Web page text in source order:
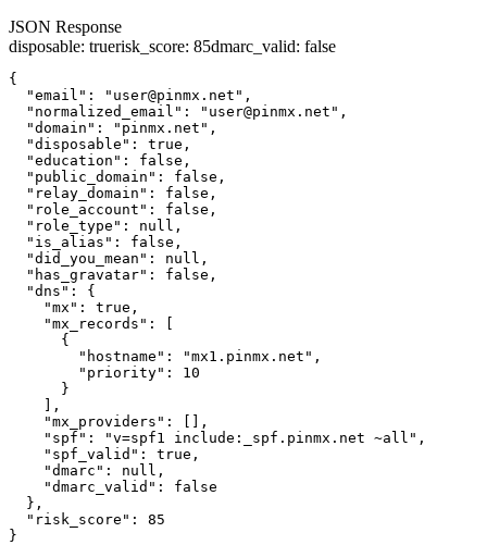
JSON Response
disposable: truerisk_score: 85dmarc_valid: false
{
  "email": "user@pinmx.net",
  "normalized_email": "user@pinmx.net",
  "domain": "pinmx.net",
  "disposable": true,
  "education": false,
  "public_domain": false,
  "relay_domain": false,
  "role_account": false,
  "role_type": null,
  "is_alias": false,
  "did_you_mean": null,
  "has_gravatar": false,
  "dns": {
    "mx": true,
    "mx_records": [
      {
        "hostname": "mx1.pinmx.net",
        "priority": 10
      }
    ],
    "mx_providers": [],
    "spf": "v=spf1 include:_spf.pinmx.net ~all",
    "spf_valid": true,
    "dmarc": null,
    "dmarc_valid": false
  },
  "risk_score": 85
}